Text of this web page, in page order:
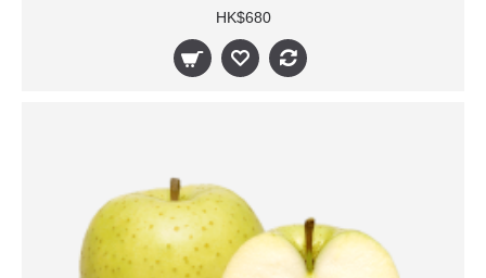
HK$680